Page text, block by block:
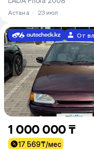
Астана · 23 июл
От
1 000 000 ₸
17 569₸/мес